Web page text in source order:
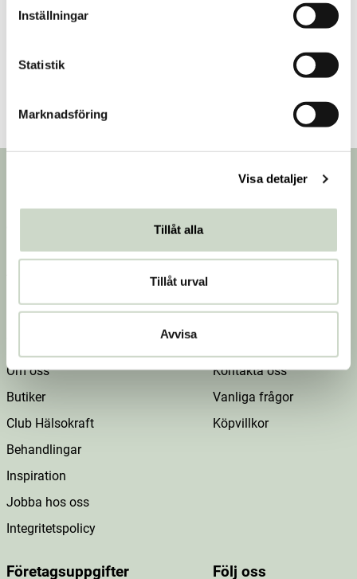
Inställningar
Statistik
Marknadsföring
Visa detaljer
Tillåt alla
Tillåt urval
Avvisa
Prenumerera på vårt nyhetsbrev för att få
erbjudanden, nyheter och inspiration.
Om oss
Butiker
Club Hälsokraft
Behandlingar
Inspiration
Jobba hos oss
Integritetspolicy
Kontakta oss
Vanliga frågor
Köpvillkor
Företagsuppgifter Följ oss